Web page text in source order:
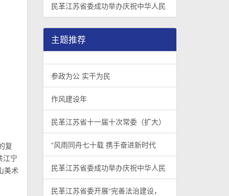
复
江宁
美术
民革江苏省委成功举办庆祝中华人民
主题推荐
参政为公 实干为民
作风建设年
民革江苏省十一届十次常委（扩大）
“风雨同舟七十载 携手奋进新时代
民革江苏省委成功举办庆祝中华人民
民革江苏省委开展“完善法治建设，